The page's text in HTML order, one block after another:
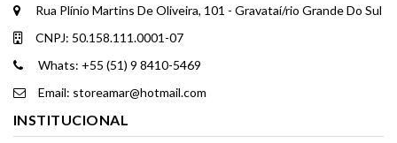
Rua Plínio Martins De Oliveira, 101 - Gravataí/rio Grande Do Sul
CNPJ: 50.158.111.0001-07
Whats: +55 (51) 9 8410-5469
Email: storeamar@hotmail.com
INSTITUCIONAL